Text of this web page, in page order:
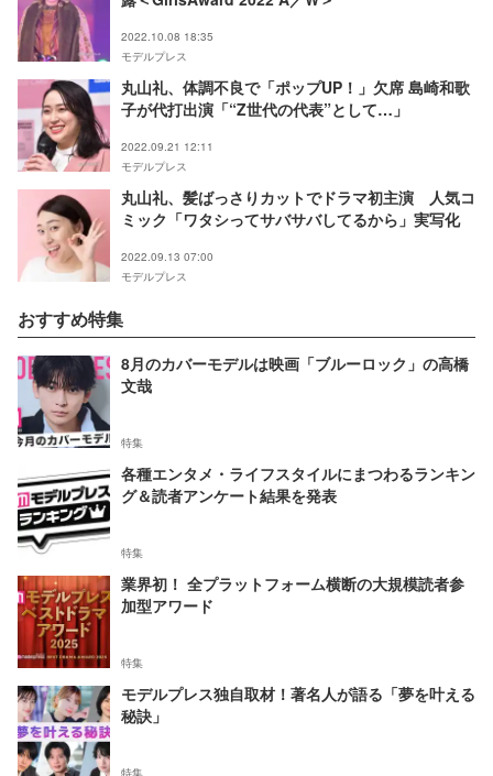
2022.10.08 18:35
モデルプレス
丸山礼、体調不良で「ポップUP！」欠席 島崎和歌
子が代打出演「“Z世代の代表”として…」
2022.09.21 12:11
モデルプレス
丸山礼、髪ばっさりカットでドラマ初主演 人気コ
ミック「ワタシってサバサバしてるから」実写化
2022.09.13 07:00
モデルプレス
おすすめ特集
8月のカバーモデルは映画「ブルーロック」の高橋
文哉
特集
各種エンタメ・ライフスタイルにまつわるランキン
グ＆読者アンケート結果を発表
特集
業界初！ 全プラットフォーム横断の大規模読者参
加型アワード
特集
モデルプレス独自取材！著名人が語る「夢を叶える
秘訣」
特集